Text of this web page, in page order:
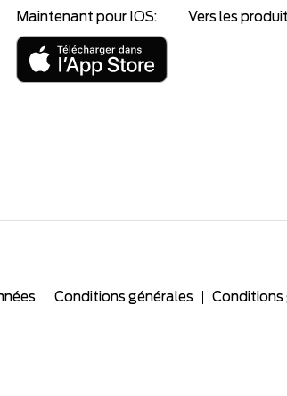
Maintenant pour IOS: Vers les
Conditions générales